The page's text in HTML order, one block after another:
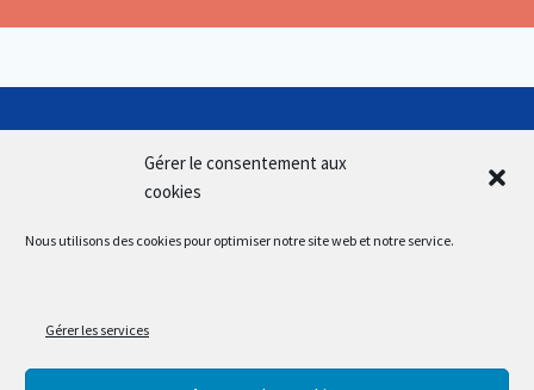
Gérer le consentement aux
cookies
Nous utilisons des cookies pour optimiser notre site web et notre service.
Gérer les services